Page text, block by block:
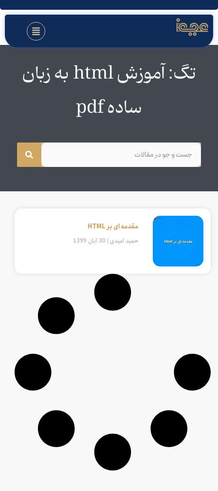
تگ: آموزش html به زبان
ساده pdf
مقدمه ای بر HTML
حمید امیدی